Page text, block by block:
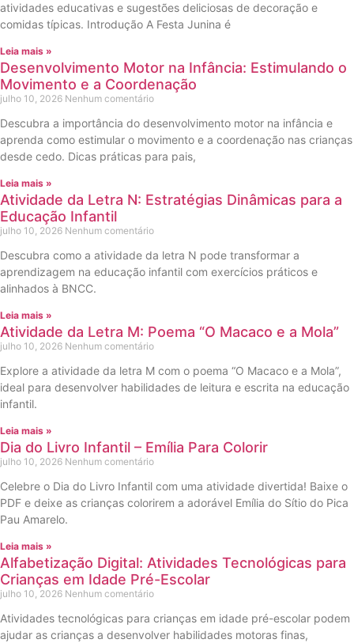
atividades educativas e sugestões deliciosas de decoração e
comidas típicas. Introdução A Festa Junina é
Leia mais »
Desenvolvimento Motor na Infância: Estimulando o
Movimento e a Coordenação
julho 10, 2026 Nenhum comentário
Descubra a importância do desenvolvimento motor na infância e
aprenda como estimular o movimento e a coordenação nas crianças
desde cedo. Dicas práticas para pais,
Leia mais »
Atividade da Letra N: Estratégias Dinâmicas para a
Educação Infantil
julho 10, 2026 Nenhum comentário
Descubra como a atividade da letra N pode transformar a
aprendizagem na educação infantil com exercícios práticos e
alinhados à BNCC.
Leia mais »
Atividade da Letra M: Poema “O Macaco e a Mola”
julho 10, 2026 Nenhum comentário
Explore a atividade da letra M com o poema “O Macaco e a Mola”,
ideal para desenvolver habilidades de leitura e escrita na educação
infantil.
Leia mais »
Dia do Livro Infantil – Emília Para Colorir
julho 10, 2026 Nenhum comentário
Celebre o Dia do Livro Infantil com uma atividade divertida! Baixe o
PDF e deixe as crianças colorirem a adorável Emília do Sítio do Pica
Pau Amarelo.
Leia mais »
Alfabetização Digital: Atividades Tecnológicas para
Crianças em Idade Pré-Escolar
julho 10, 2026 Nenhum comentário
Atividades tecnológicas para crianças em idade pré-escolar podem
ajudar as crianças a desenvolver habilidades motoras finas,